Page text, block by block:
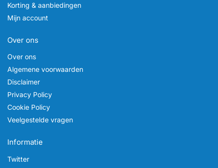
Korting & aanbiedingen
Mijn account
Over ons
Over ons
Algemene voorwaarden
Disclaimer
Privacy Policy
Cookie Policy
Veelgestelde vragen
Informatie
Twitter